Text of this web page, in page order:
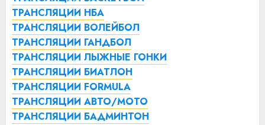
ТРАНСЛЯЦИИ НБА
ТРАНСЛЯЦИИ ВОЛЕЙБОЛ
ТРАНСЛЯЦИИ ГАНДБОЛ
ТРАНСЛЯЦИИ ЛЫЖНЫЕ ГОНКИ
ТРАНСЛЯЦИИ БИАТЛОН
ТРАНСЛЯЦИИ FORMULA
ТРАНСЛЯЦИИ АВТО/МОТО
ТРАНСЛЯЦИИ БАДМИНТОН